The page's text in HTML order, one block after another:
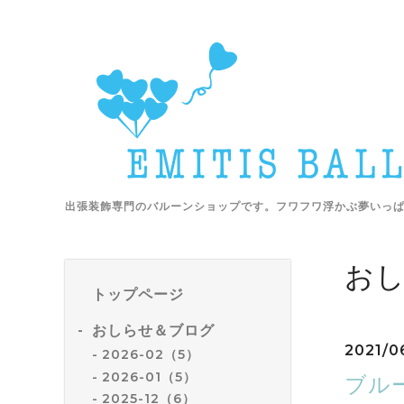
出張装飾専門のバルーンショップです。フワフワ浮かぶ夢い
トップページ
おしらせ＆ブログ
2026-02（5）
2026-01（5）
2025-12（6）
お
2021/
ブル